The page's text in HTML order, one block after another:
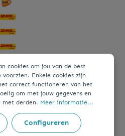
cookies om jou van de best
Enkele cookies zijn
correct functioneren van het
om met jouw gegevens en
met derden. Meer informatie...
Configureren